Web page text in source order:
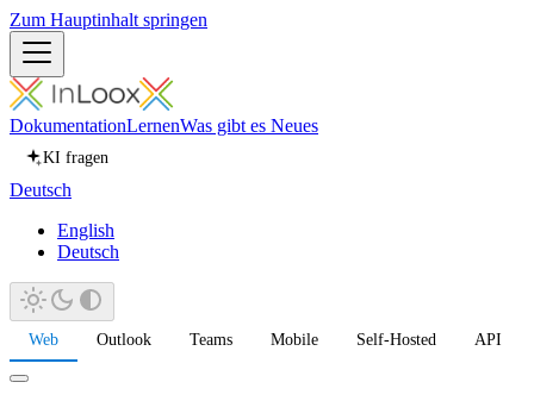
Zum Hauptinhalt springen
DokumentationLernenWas gibt es Neues
KI fragen
Deutsch
English
Deutsch
Web Outlook Teams Mobile Self-Hosted API